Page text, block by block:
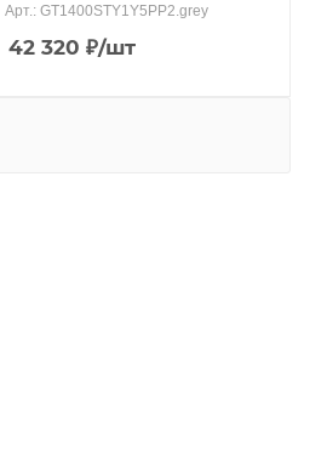
Арт.: GT1400STY1Y5PP2.grey
42 320 ₽/шт